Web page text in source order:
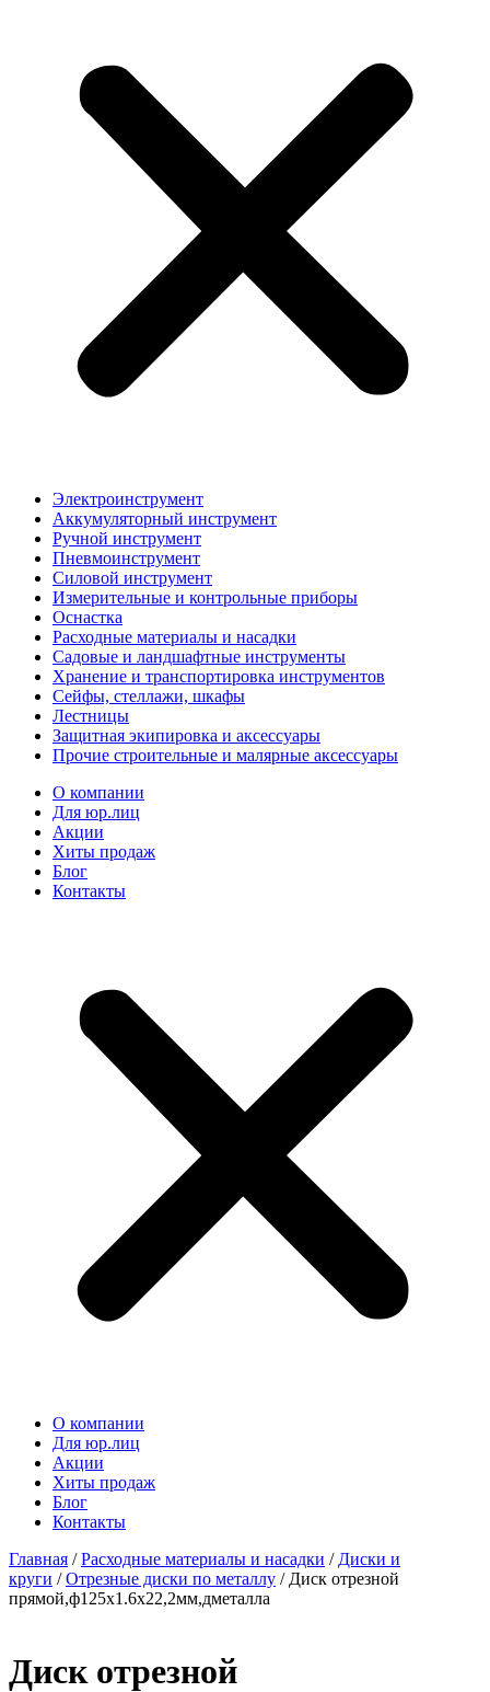
Электроинструмент
Аккумуляторный инструмент
Ручной инструмент
Пневмоинструмент
Силовой инструмент
Измерительные и контрольные приборы
Оснастка
Расходные материалы и насадки
Садовые и ландшафтные инструменты
Хранение и транспортировка инструментов
Сейфы, стеллажи, шкафы
Лестницы
Защитная экипировка и аксессуары
Прочие строительные и малярные аксессуары
О компании
Для юр.лиц
Акции
Хиты продаж
Блог
Контакты
О компании
Для юр.лиц
Акции
Хиты продаж
Блог
Контакты
Главная /Расходные материалы и насадки / Диски и
круги /Отрезные диски по металлу / Диск отрезной
прямой,ф125х1.6х22,2мм,дметалла
Диск отрезной